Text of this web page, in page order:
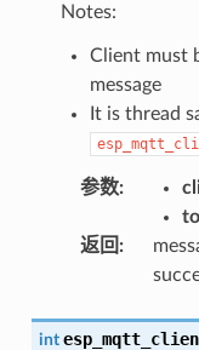
Notes:
Client must
message
It is thread
参数:
返回 :
int